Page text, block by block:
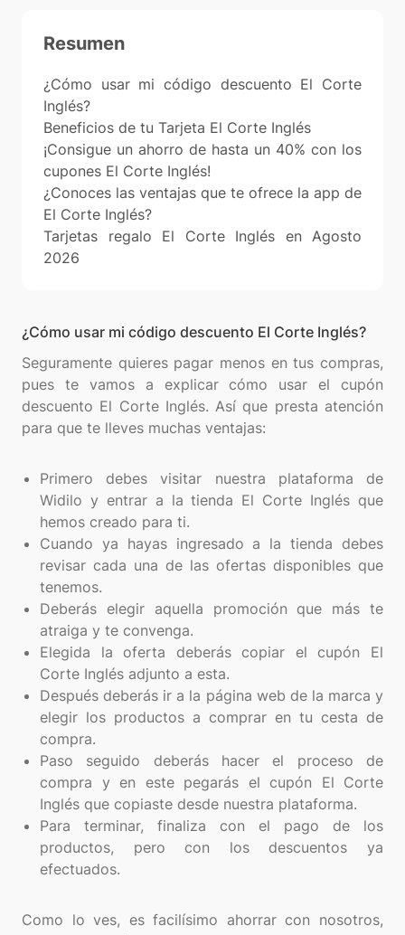
Resumen
¿Cómo usar mi código descuento El Corte
Inglés?
Beneficios de tu Tarjeta El Corte Inglés
¡Consigue un ahorro de hasta un 40% con los
cupones El Corte Inglés!
¿Conoces las ventajas que te ofrece la app de
El Corte Inglés?
Tarjetas regalo El Corte Inglés en Agosto
2026
¿Cómo usar mi código descuento El Corte Inglés?
Seguramente quieres pagar menos en tus compras,
pues te vamos a explicar cómo usar el cupón
descuento El Corte Inglés. Así que presta atención
para que te lleves muchas ventajas:
Primero debes visitar nuestra plataforma de
Widilo y entrar a la tienda El Corte Inglés que
hemos creado para ti.
Cuando ya hayas ingresado a la tienda debes
revisar cada una de las ofertas disponibles que
tenemos.
Deberás elegir aquella promoción que más te
atraiga y te convenga.
Elegida la oferta deberás copiar el cupón El
Corte Inglés adjunto a esta.
Después deberás ir a la página web de la marca y
elegir los productos a comprar en tu cesta de
compra.
Paso seguido deberás hacer el proceso de
compra y en este pegarás el cupón El Corte
Inglés que copiaste desde nuestra plataforma.
Para terminar, finaliza con el pago de los
productos, pero con los descuentos ya
efectuados.
Como lo ves, es facilísimo ahorrar con nosotros,